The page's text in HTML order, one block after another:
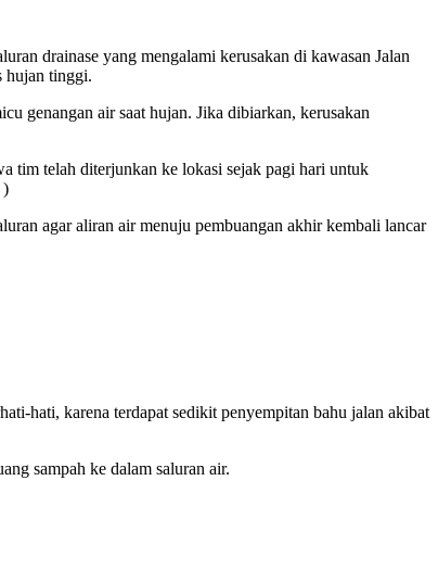
drainase yang mengalami kerusakan di kawasan Jalan
hujan tinggi.
genangan air saat hujan. Jika dibiarkan, kerusakan
tim telah diterjunkan ke lokasi sejak pagi hari untuk
)
agar aliran air menuju pembuangan akhir kembali lancar
hati, karena terdapat sedikit penyempitan bahu jalan akibat
sampah ke dalam saluran air.